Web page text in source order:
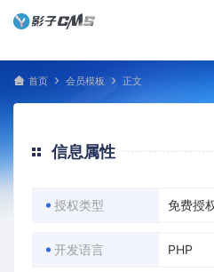
首页 会员模板 正文
信息属性
授权类型 免费授
开发语言 PHP